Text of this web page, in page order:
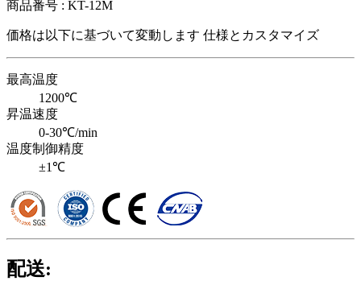
商品番号 : KT-12M
価格は以下に基づいて変動します 仕様とカスタマイズ
最高温度
1200℃
昇温速度
0-30℃/min
温度制御精度
±1℃
配送: